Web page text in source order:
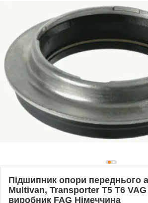
Підшипник опори переднього
Multivan, Transporter T5 T6 VAG
виробник FAG Німеччина